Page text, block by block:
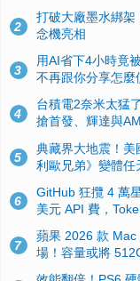
2
打破大廠墨水綁
念機亮相
3
用AI省下4小時竟
不再跟你分享怎麼
4
台積電2奈米太猛
搶首發、輝達與
5
典藏界大地震！
利歐兄弟》變體任
6
GitHub 狂攬 4 萬
美元 API 費，
7
蘋果 2026 款
場！容量或將